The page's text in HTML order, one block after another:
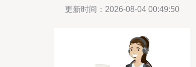
件，强化自主技术布局
更新时间：2026-08-04 00:49:50